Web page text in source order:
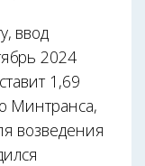
ввод
2024
1,69
Минтранса,
возведения